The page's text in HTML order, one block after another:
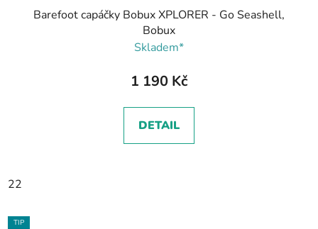
Barefoot capáčky Bobux XPLORER - Go Seashell,
Bobux
Skladem*
1 190 Kč
DETAIL
22
TIP